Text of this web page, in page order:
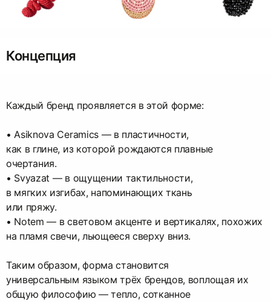
Концепция
Каждый бренд проявляется в этой форме:
• Asiknova Ceramics — в пластичности,
как в глине, из которой рождаются плавные
очертания.
• Svyazat — в ощущении тактильности,
в мягких изгибах, напоминающих ткань
или пряжу.
• Notem — в световом акценте и вертикалях, похожих
на пламя свечи, льющееся сверху вниз.
Таким образом, форма становится
универсальным языком трёх брендов, воплощая их
общую философию — тепло, сотканное